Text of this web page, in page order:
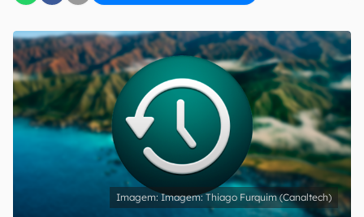
Imagem: Thiago Furquim (Canaltech)